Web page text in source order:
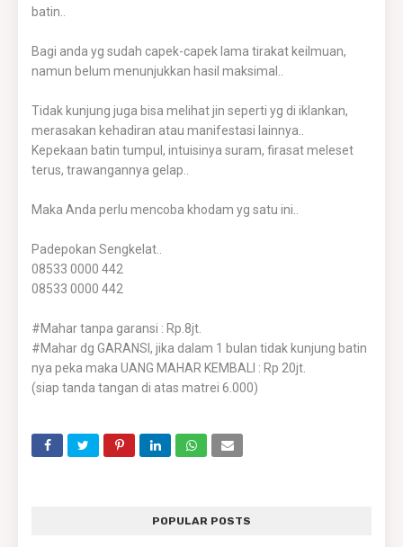
batin..
Bagi anda yg sudah capek-capek lama tirakat keilmuan,
namun belum menunjukkan hasil maksimal..
Tidak kunjung juga bisa melihat jin seperti yg di iklankan,
merasakan kehadiran atau manifestasi lainnya..
Kepekaan batin tumpul, intuisinya suram, firasat meleset
terus, trawangannya gelap..
Maka Anda perlu mencoba khodam yg satu ini..
Padepokan Sengkelat..
08533 0000 442
08533 0000 442
#Mahar tanpa garansi : Rp.8jt.
#Mahar dg GARANSI, jika dalam 1 bulan tidak kunjung batin
nya peka maka UANG MAHAR KEMBALI : Rp 20jt.
(siap tanda tangan di atas matrei 6.000)
POPULAR POSTS